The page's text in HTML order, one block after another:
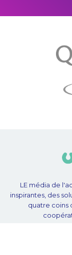
LE média de
inspirantes, des
quatre coins